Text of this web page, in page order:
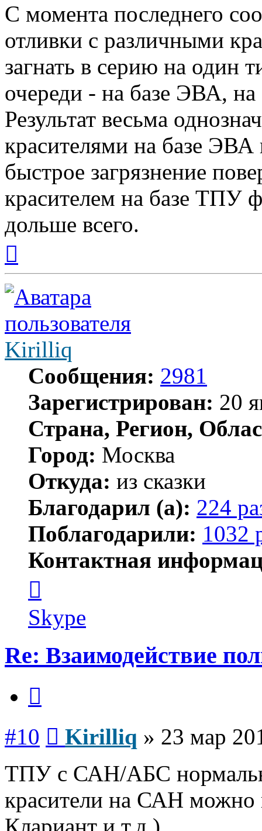
С момента последнего
отливки с различными
загнать в серию на один
очереди - на базе ЭВА,
Результат весьма
красителями на базе
быстрое загрязнение
красителем на базе ТПУ
дольше всего.
началу
Kirilliq
Сообщения: 2981
Зарегистрирован: 20
Страна, Регион,
Город: Москва
Откуда: из сказки
Благодарил (а): 224
Поблагодарили: 1032
Контактная
пользователя
Kirilliq
Skype
Re: Взаимодействие
#10 Kirilliq » 23 мар
ТПУ с САН/АБС
красители на САН можно